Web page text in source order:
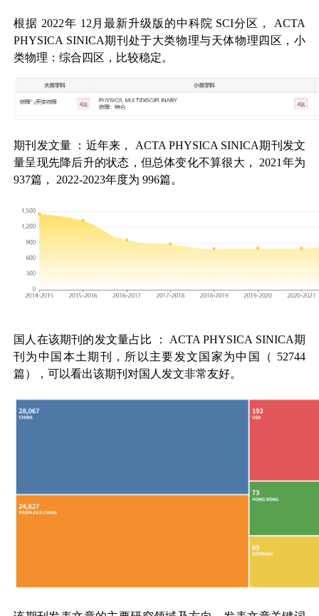
根据 2022年 12 月最新升级版的中科院 SCI分区，
ACTA
PHYSICA SINICA期刊处于大类物理与天体物理四区，小
类物理：综合四区，比较稳定。
期刊发文量 ：近年来， ACTA PHYSICA SINICA期刊发文
量呈现先降后升的状态，但总体变化不算很大，
2021 年为
937篇， 2022-2023年度为 996篇。
国人在该期刊的发文量占比 ： ACTA PHYSICA SINICA期
刊为中国本土期刊，所以主要发文国家为中国（ 52744
篇），可以看出该期刊对国人发文非常友好。